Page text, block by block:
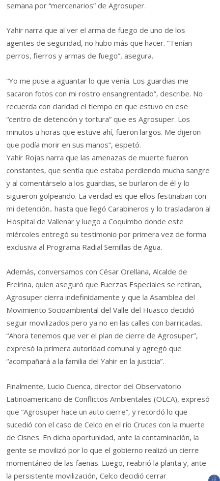
semana por “mercenarios” de Agrosuper.
Yahir narra que al ver el arma de fuego de uno de los
agentes de seguridad, no hubo más que hacer. “Tenían
perros, fierros y armas de fuego”, asegura.
“Yo me puse a aguantar lo que venía. Los guardias me
sacaron fotos con mi rostro ensangrentado”, describe. No
recuerda con claridad el tiempo en que estuvo en ese
“centro de detención y tortura” que es Agrosuper. Los
minutos u horas que estuve ahí, fueron largos. Me dijeron
que podía morir en sus manos”, espetó.
Yahir Rojas narra que las amenazas de muerte fueron
constantes, que sentía que estaba perdiendo mucha sangre
y al comentárselo a los guardias, se burlaron de él y lo
siguieron golpeando. La verdad es que ellos festinaban con
mi detención.. hasta que llegó Carabineros y lo trasladaron al
Hospital de Vallenar y luego a Coquimbo donde este
miércoles entregó su testimonio por primera vez de forma
exclusiva al Programa Radial Semillas de Agua.
Además, conversamos con César Orellana, Alcalde de
Freirina, quien aseguró que Fuerzas Especiales se retiran,
Agrosuper cierra indefinidamente y que la Asamblea del
Movimiento Socioambiental del Valle del Huasco decidió
seguir movilizados pero ya no en las calles con barricadas.
“Ahora tenemos que ver el plan de cierre de Agrosuper”,
expresó la primera autoridad comunal y agregó que
“acompañará a la familia del Yahir en la justicia”.
Finalmente, Lucio Cuenca, director del Observatorio
Latinoamericano de Conflictos Ambientales (OLCA), expresó
que “Agrosuper hace un auto cierre”, y recordó lo que
sucedió con el caso de Celco en el río Cruces con la muerte
de Cisnes. En dicha oportunidad, ante la contaminación, la
gente se movilizó por lo que el gobierno realizó un cierre
momentáneo de las faenas. Luego, reabrió la planta y, ante
la persistente movilización, Celco decidió cerrar